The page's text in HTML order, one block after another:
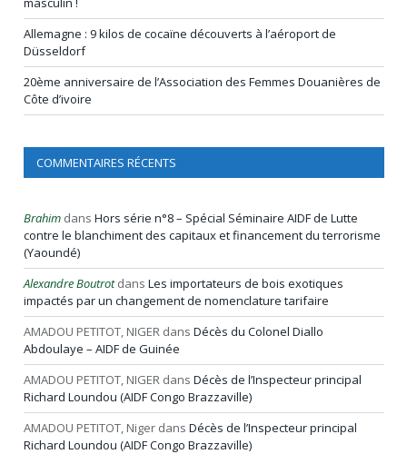
Allemagne : 9 kilos de cocaïne découverts à l’aéroport de
Düsseldorf
20ème anniversaire de l’Association des Femmes Douanières de
Côte d’ivoire
COMMENTAIRES RÉCENTS
Brahim dans Hors série n°8 – Spécial Séminaire AIDF de Lutte
contre le blanchiment des capitaux et financement du terrorisme
(Yaoundé)
Alexandre Boutrotdans Les importateurs de bois exotiques
impactés par un changement de nomenclature tarifaire
AMADOU PETITOT, NIGER dans Décès du Colonel Diallo
Abdoulaye – AIDF de Guinée
AMADOU PETITOT, NIGER dans Décès de l’Inspecteur principal
Richard Loundou (AIDF Congo Brazzaville)
AMADOU PETITOT, Niger dans Décès de l’Inspecteur principal
Richard Loundou (AIDF Congo Brazzaville)